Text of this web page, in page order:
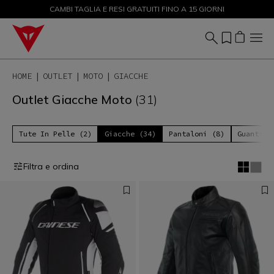
SALDI FINO AL 50% - ACQUISTA ORA
CAMBI TAGLIA E RESI GRATUITI FINO A 15 GIORNI
HOME OUTLET MOTO GIACCHE
Outlet Giacche Moto (31)
Tute In Pelle (2) Giacche (34) Pantaloni (8) Guanti
Filtra e ordina